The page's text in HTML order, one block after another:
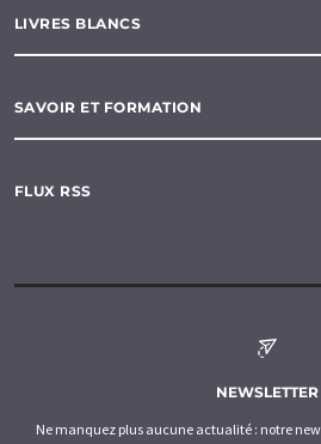
LIVRES BLANCS
SAVOIR ET FORMATION
FLUX RSS
NEWSLETTER
Ne manquez plus aucune actualité : notre